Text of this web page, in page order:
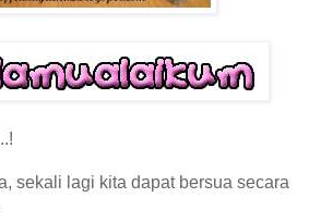
sekali lagi kita dapat bersua secara